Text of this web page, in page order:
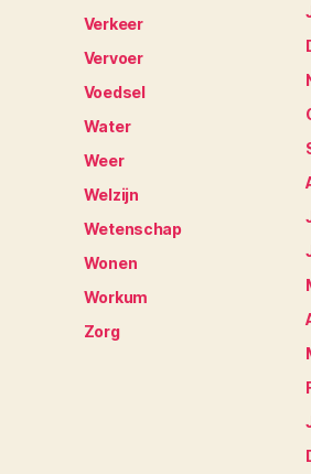
Verkeer
Vervoer
Voedsel
Water
Weer
Welzijn
Wetenschap
Wonen
Workum
Zorg